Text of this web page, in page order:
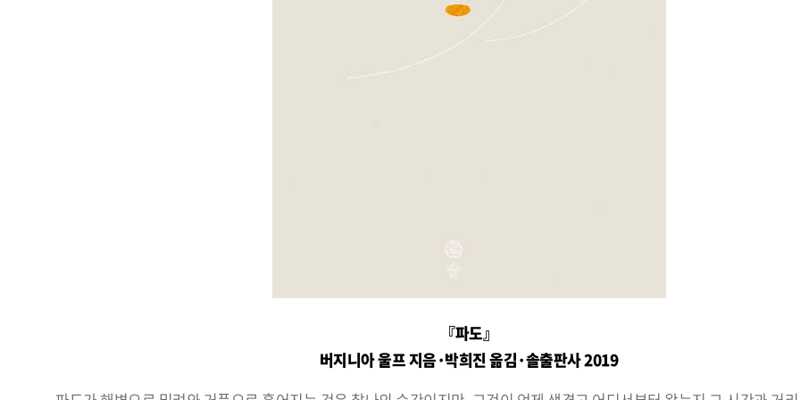
『파도』
버지니아 울프 지음·박희진 옮김·솔출판사 2019